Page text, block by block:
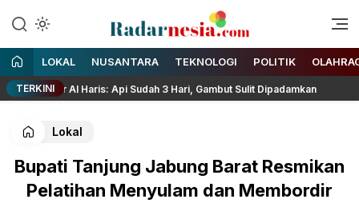
Radarnesia
Enak Dibaca
LOKAL NUSANTARA TEKNOLOGI POLITIK
TERKINI
Al Haris: Api Sudah 3 Hari, Gambut Sulit Dipadamkan
Lokal
Bupati Tanjung Jabung Barat Resmikan
Pelatihan Menyulam dan Membordir